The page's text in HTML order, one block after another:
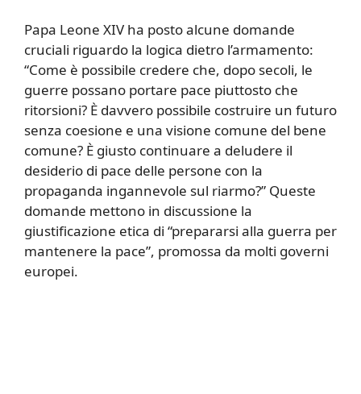
Papa Leone XIV ha posto alcune domande
cruciali riguardo la logica dietro l’armamento:
“Come è possibile credere che, dopo secoli, le
guerre possano portare pace piuttosto che
ritorsioni? È davvero possibile costruire un futuro
senza coesione e una visione comune del bene
comune? È giusto continuare a deludere il
desiderio di pace delle persone con la
propaganda ingannevole sul riarmo?” Queste
domande mettono in discussione la
giustificazione etica di “prepararsi alla guerra per
mantenere la pace”, promossa da molti governi
europei.